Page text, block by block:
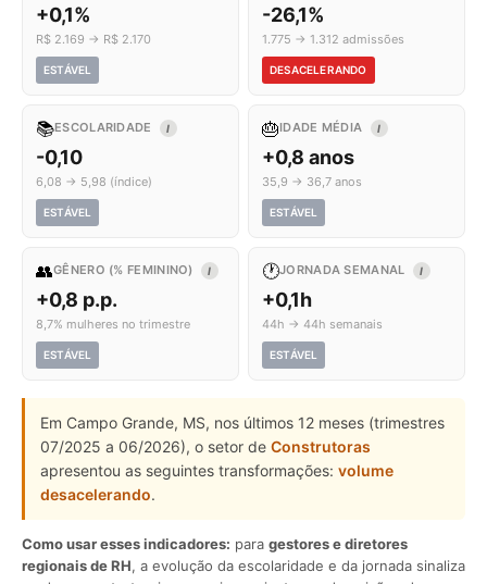
+0,1%
R$ 2.169 → R$ 2.170
ESTÁVEL
-26,1%
1.775 → 1.312 admissões
DESACELERANDO
📚ESCOLARIDADE I
-0,10
6,08 → 5,98 (índice)
ESTÁVEL
🎂IDADE MÉDIA I
+0,8 anos
35,9 → 36,7 anos
ESTÁVEL
👥GÊNERO (% FEMININO) I
+0,8 p.p.
8,7% mulheres no trimestre
ESTÁVEL
🕐JORNADA SEMANAL I
+0,1h
44h → 44h semanais
ESTÁVEL
Em Campo Grande, MS, nos últimos 12 meses (trimestres
07/2025 a 06/2026), o setor de Construtoras
apresentou as seguintes transformações: volume
desacelerando.
Como usar esses indicadores: para gestores e diretores
regionais de RH, a evolução da escolaridade e da jornada sinaliza